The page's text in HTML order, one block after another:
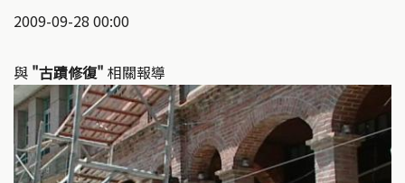
2009-09-28 00:00
與 "古蹟修復" 相關報導